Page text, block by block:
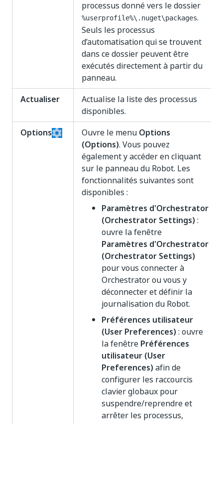
processus donné vers le dossier
%userprofile%\.nuget\packages.
Seuls les processus
d’automatisation qui se trouvent
dans ce dossier peuvent être
exécutés directement à partir du
panneau.
Actualiser
Actualise la liste des processus
disponibles.
Options
Ouvre le menu Options
(Options). Vous pouvez
également y accéder en cliquant
sur le panneau du Robot. Les
fonctionnalités suivantes sont
disponibles :
Paramètres d'Orchestrator
(Orchestrator Settings) :
ouvre la fenêtre
Paramètres d'Orchestrator
(Orchestrator Settings)
pour vous connecter à
Orchestrator ou vous y
déconnecter et définir la
journalisation du Robot.
Préférences utilisateur
(User Preferences) : ouvre
la fenêtre Préférences
utilisateur (User
Preferences) afin de
configurer les raccourcis
clavier globaux pour
suspendre/reprendre et
arrêter les processus,